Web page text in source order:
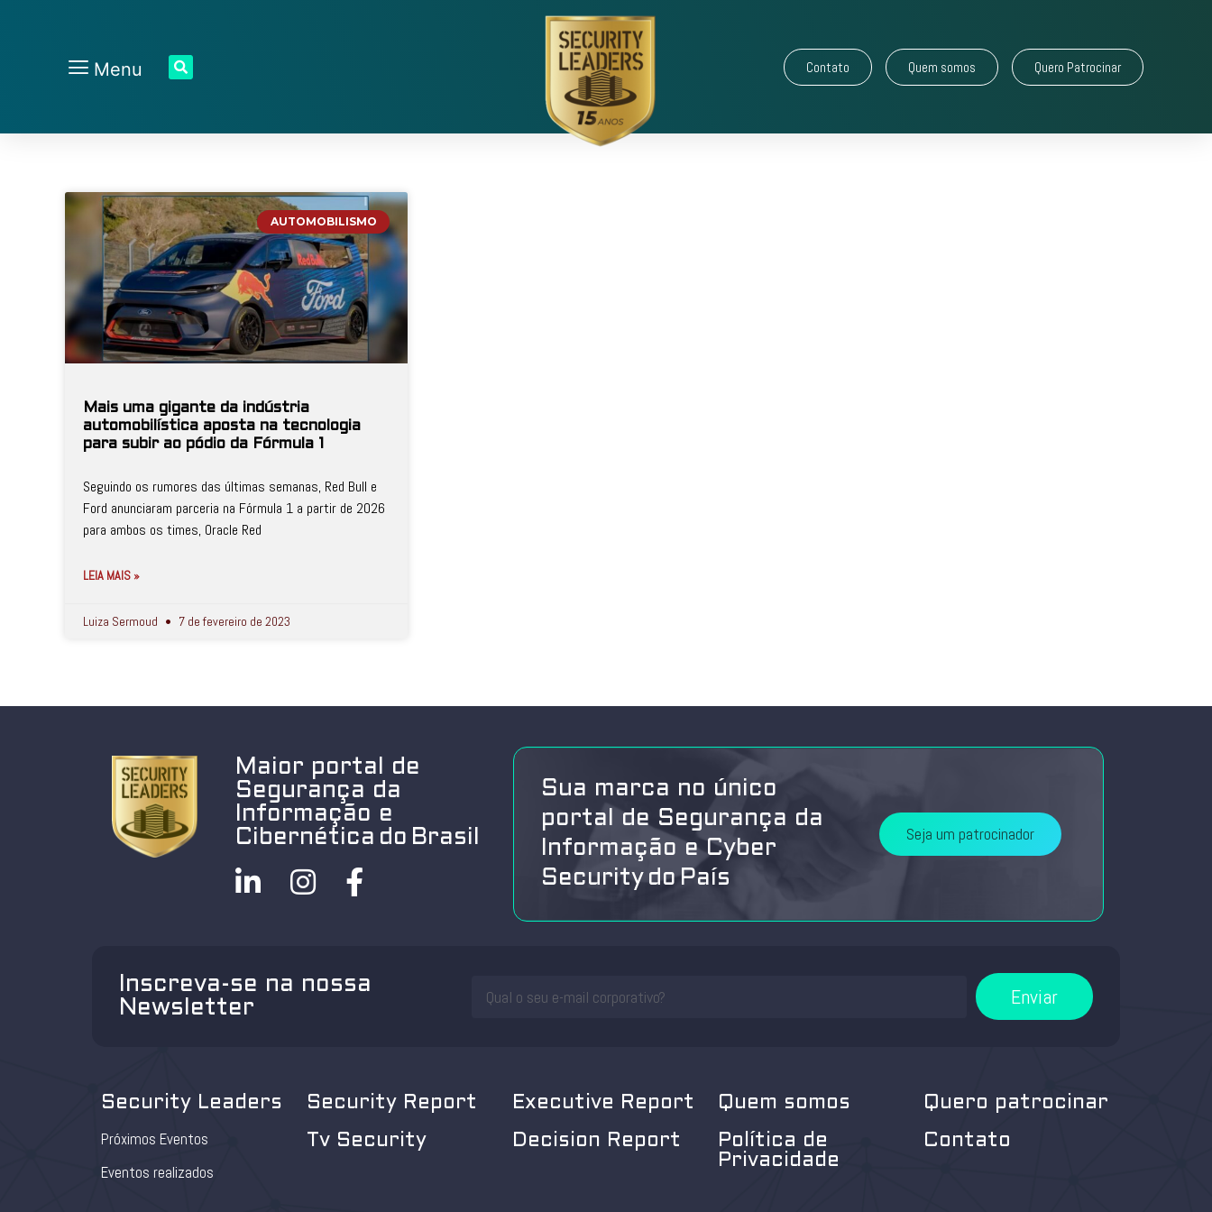
Menu Contato Quem somos Quero Patrocinar
AUTOMOBILISMO
Mais uma gigante da indústria
automobilística aposta na tecnologia
para subir ao pódio da Fórmula 1
Seguindo os rumores das últimas semanas, Red Bull e
Ford anunciaram parceria na Fórmula 1 a partir de 2026
para ambos os times, Oracle Red
LEIA MAIS »
Luiza Sermoud 7 de fevereiro de 2023
Maior portal de
Segurança da
Informação e
Cibernética do Brasil
Sua marca no único
portal de Segurança da
Informação e Cyber
Security do País
Seja um patrocinador
Inscreva-se na nossa
Newsletter
Enviar
Security Leaders
Próximos Eventos
Eventos realizados
Security Report
Tv Security
Executive Report
Decision Report
Quem somos
Política de
Privacidade
Quero patrocinar
Contato